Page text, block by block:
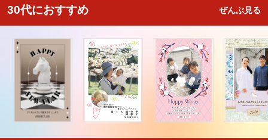
30代におすすめ ぜんぶ見る